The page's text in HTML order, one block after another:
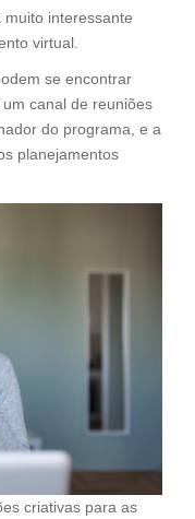
interessante
virtual.
se encontrar
canal de reuniões
do programa, e a
planejamentos
criativas para as